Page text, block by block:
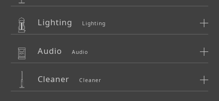
Lighting Lighting
Audio Audio
Cleaner Cleaner